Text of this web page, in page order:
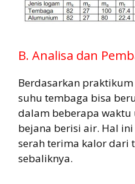
B. Analisa dan
Berdasarkan
suhu tembaga bisa
dalam beberapa
bejana berisi air. Hal
serah terima kalor dari
sebaliknya.